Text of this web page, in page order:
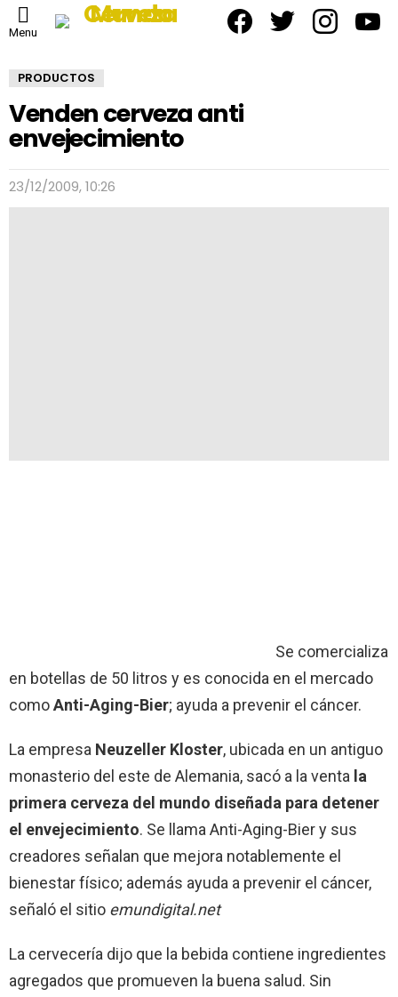
Menu
PRODUCTOS
Venden cerveza anti
envejecimiento
23/12/2009, 10:26
Se comercializa
en botellas de 50 litros y es conocida en el mercado
comoAnti-Aging-Bier; ayuda a prevenir el cáncer.
La empresa Neuzeller Kloster, ubicada en un antiguo
monasterio del este de Alemania, sacó a la venta la
primera cerveza del mundo diseñada para detener
el envejecimiento. Se llama Anti-Aging-Bier y sus
creadores señalan que mejora notablemente el
bienestar físico; además ayuda a prevenir el cáncer,
señaló el sitio emundigital.net
La cervecería dijo que la bebida contiene ingredientes
agregados que promueven la buena salud. Sin